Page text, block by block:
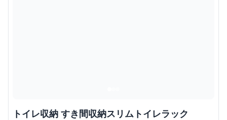
トイレ収納 すき間収納スリムトイレラック